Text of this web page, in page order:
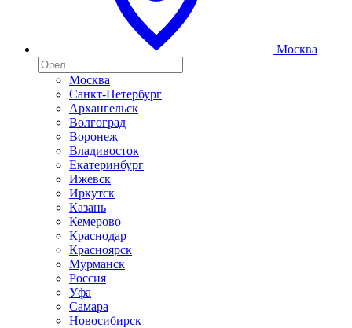
Москва
Москва
Санкт-Петербург
Архангельск
Волгоград
Воронеж
Владивосток
Екатеринбург
Ижевск
Иркутск
Казань
Кемерово
Краснодар
Красноярск
Мурманск
Россия
Уфа
Самара
Новосибирск